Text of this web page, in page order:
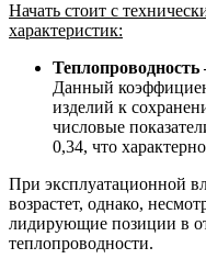
Начать стоит с
характеристик:
Данный
изделий к
числовые
0,34, что
При эксплуатационной
возрастет, однако,
лидирующие позиции в
теплопроводности.